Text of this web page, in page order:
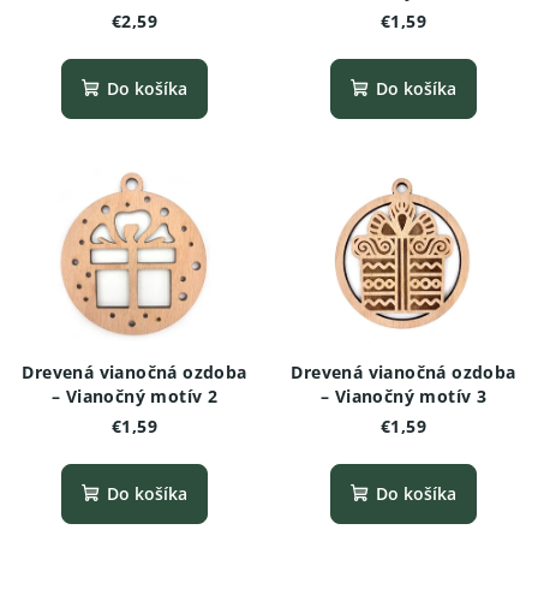
€2,59
Do košíka
€1,59
Do košíka
Drevená vianočná ozdoba
– Vianočný motív 2
€1,59
Do košíka
Drevená vianočná ozdoba
– Vianočný motív 3
€1,59
Do košíka